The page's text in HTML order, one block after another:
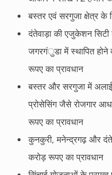
बस्तर एवं सरगुजा क्षेत्र के
दंतेवाड़ा की एजुकेशन
जगरगंुडा में स्थापित होने
रूपए का प्रावधान
बस्तर और सरगुजा में
प्रोसेसिंग जैसे रोजगार
रूपए का प्रावधान
कुनकुरी, मनेन्द्रगढ़ और
करोड़ रूपए का प्रावधान